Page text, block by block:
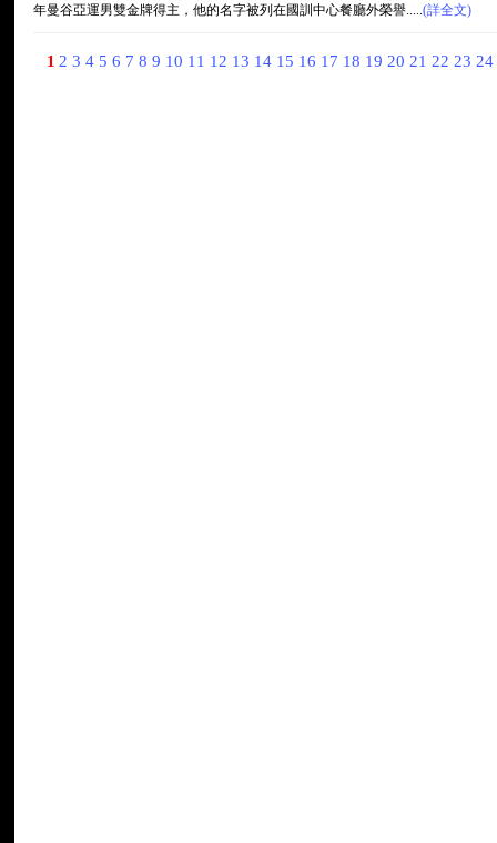
年曼谷亞運男雙金牌得主，他的名字被列在國訓中心餐廳外榮譽.....(詳全文)
1 2 3 4 5 6 7 8 9 10 11 12 13 14 15 16 17 18 19 20 21 22 23 24